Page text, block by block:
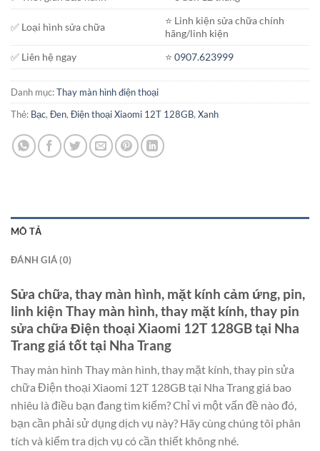
✅ Loại hình sửa chữa
⭐️ Linh kiện sửa chữa chính
hãng/linh kiện
✅ Liên hệ ngay
⭐️0907.623999
Danh mục:Thay màn hình điện thoại
Thẻ: Bạc, Đen, Điện thoại Xiaomi 12T 128GB, Xanh
MÔ TẢ
ĐÁNH GIÁ (0)
Sửa chữa, thay màn hình, mặt kính cảm ứng, pin,
linh kiện Thay màn hình, thay mặt kính, thay pin
sửa chữa Điện thoại Xiaomi 12T 128GB tại Nha
Trang giá tốt tại Nha Trang
Thay màn hình Thay màn hình, thay mặt kính, thay pin sửa
chữa Điện thoại Xiaomi 12T 128GB tại Nha Trang giá bao
nhiêu là điều bạn đang tìm kiếm? Chỉ vì một vấn đề nào đó,
bạn cần phải sử dụng dịch vụ này? Hãy cùng chúng tôi phân
tích và kiểm tra dịch vụ có cần thiết không nhé.